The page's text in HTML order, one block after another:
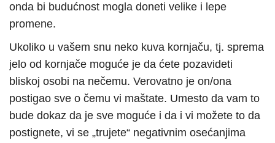
onda bi budućnost mogla doneti velike i lepe
promene.
Ukoliko u vašem snu neko kuva kornjaču, tj. sprema
jelo od kornjače moguće je da ćete pozavideti
bliskoj osobi na nečemu. Verovatno je on/ona
postigao sve o čemu vi maštate. Umesto da vam to
bude dokaz da je sve moguće i da i vi možete to da
postignete, vi se „trujete“ negativnim osećanjima